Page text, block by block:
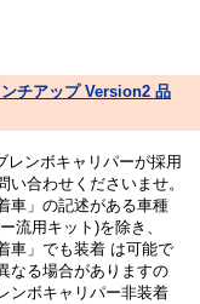
チアップ Version2 品
ンボキャリパーが採用
合わせくださいませ。
車」の記述がある車種
流用キット)を除き、
車」でも装着 は可能で
なる場合がありますの
ンボキャリパー非装着